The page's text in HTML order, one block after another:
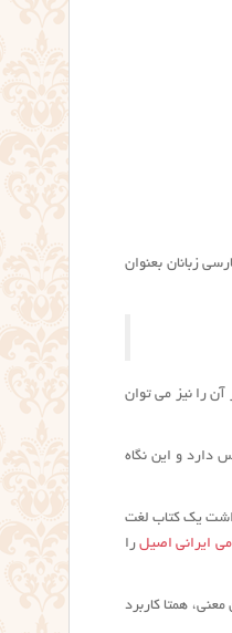
زبانان بعنوان
آن را نیز می توان
دارد و این نگاه
یک کتاب لغت
ایرانی اصیلرا
همتا کاربرد